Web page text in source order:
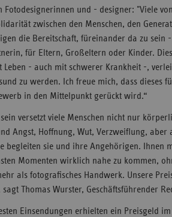
Fotodesignerinnen und - designer: "Viele
zwischen den Menschen, den
die Bereitschaft, füreinander da zu sein
für Eltern, Großeltern oder Kinder.
Leben - auch mit schwerer Krankheit -,
zu werden. Ich freue mich, dass dieses
in den Mittelpunkt gerückt wird.“
versetzt viele Menschen nicht nur
Angst, Hoffnung, Wut, Verzweiflung, aber
begleiten sie und ihre Angehörigen. Ihnen
Momenten wirklich nahe zu kommen,
als fotografisches Handwerk. Unsere
sagt Thomas Wurster, Geschäftsführender
Einsendungen erhielten ein Preisgeld